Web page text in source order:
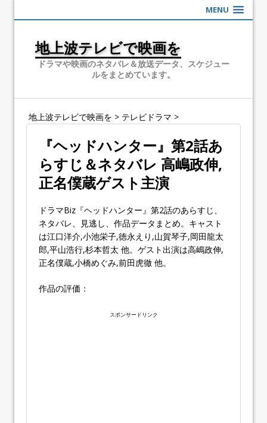
MENU
地上波テレビで映画を
ドラマや映画のネタバレ＆放送データ、スケジュー
ルをまとめています。
地上波テレビで映画を > テレビドラマ >
『ヘッドハンター』第2話あ
らすじ＆ネタバレ 高嶋政伸,
正名僕蔵ゲスト主演
ドラマBiz『ヘッドハンター』第2話のあらすじ、
ネタバレ、見逃し、作品データまとめ。キャスト
は江口洋介,小池栄子,徳永えり,山賀琴子,岡田龍太
郎,平山浩行,杉本哲太 他。ゲスト出演は高嶋政伸,
正名僕蔵,小橋めぐみ,前田虎徹 他。
作品の評価：
スポンサードリンク